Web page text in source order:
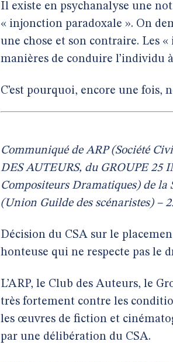
Il existe en psychanalyse une
« injonction paradoxale ». On
une chose et son contraire. Les
manières de conduire l’individu
C’est pourquoi, encore une fois,
Communiqué de ARP (Société
DES AUTEURS, du GROUPE 25
Compositeurs Dramatiques) de la
(Union Guilde des scénaristes) –
Décision du CSA sur le
honteuse qui ne respecte pas le
L’ARP, le Club des Auteurs, le
très fortement contre les
les œuvres de fiction et
par une délibération du CSA.